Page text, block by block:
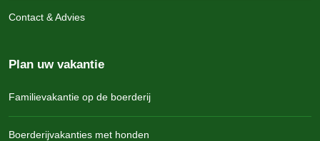
Contact & Advies
Plan uw vakantie
Familievakantie op de boerderij
Boerderijvakanties met honden